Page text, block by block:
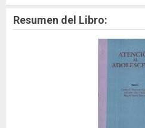
Resumen del Libro: